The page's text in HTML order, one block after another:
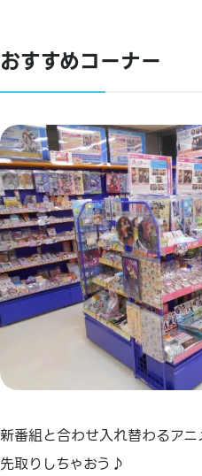
おすすめコーナー
新番組と合わせ入れ替わるア
先取りしちゃおう♪